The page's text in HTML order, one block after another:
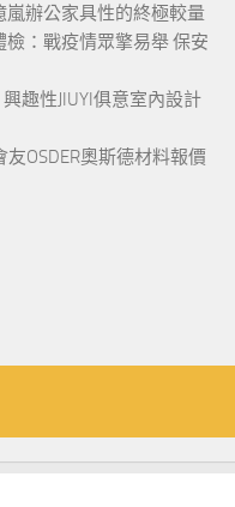
嵐辦公家具性的終極較量
檢：戰疫情眾擎易舉 保安
趣性JIUYI俱意室內設計
友OSDER奧斯德材料報價